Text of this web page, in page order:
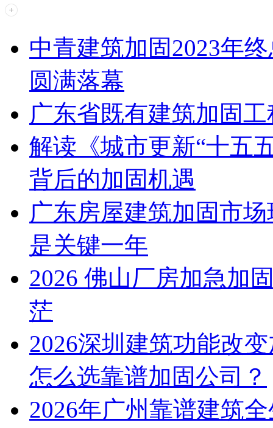
中青建筑加固2023年
圆满落幕
广东省既有建筑加固
解读《城市更新“十五
背后的加固机遇
广东房屋建筑加固市
是关键一年
2026 佛山厂房加急加
茫
2026深圳建筑功能改
怎么选靠谱加固公司？​
2026年广州靠谱建筑